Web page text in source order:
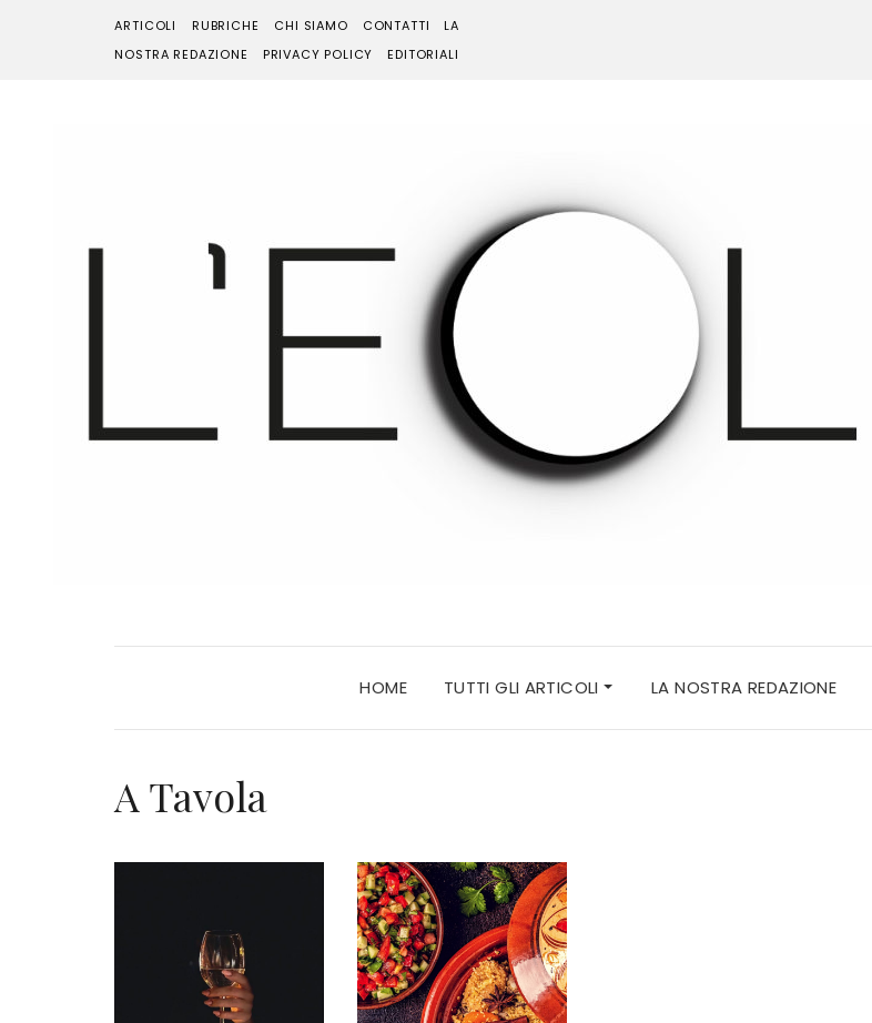
ARTICOLI RUBRICHE CHI SIAMO CONTATTI
LA
NOSTRA REDAZIONE
PRIVACY POLICY EDITORIALI
HOME TUTTI GLI ARTICOLI LA NOSTRA REDAZIONE
A Tavola